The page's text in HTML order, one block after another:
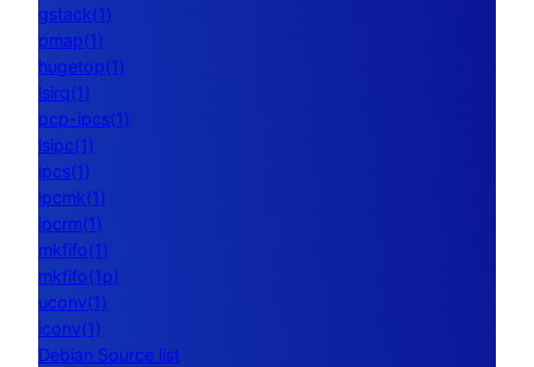
gstack(1)
pmap(1)
hugetop(1)
lsirq(1)
pcp-ipcs(1)
lsipc(1)
ipcs(1)
ipcmk(1)
ipcrm(1)
mkfifo(1)
mkfifo(1p)
uconv(1)
iconv(1)
Debian Source list